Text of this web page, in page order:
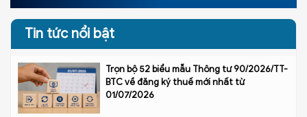
Tin tức nổi bật
Trọn bộ 52 biểu mẫu Thông tư 90/2026/TT-
BTC về đăng ký thuế mới nhất từ
01/07/2026